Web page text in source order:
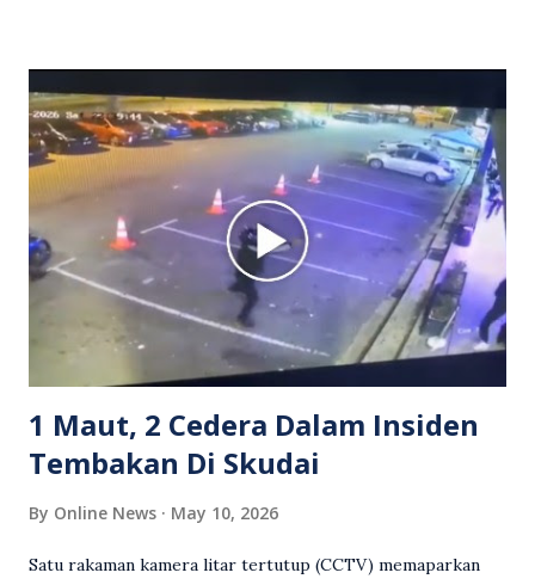
Grab bertindak mempertahankan wanita terbabit sebelum
berlaku pertikaman lidah antara kedua-dua pihak. Video
berkenaan kini tular di media sosial dan mendapat pelbagai
reaksi orang ramai. Antara komen orang awam yang tular di
media sosial mengenai insiden tersebut ialah ramai yang
meluahkan rasa marah terhadap tindakan lelaki berkenaan
serta memuji pemandu Grab kerana campur tangan.
Sebahagian netizen turut meminta pihak berkuasa
mengambil tindakan tegas, manakala ada yang bersimpati
terhadap wanita dipercayai menjadi mangs...
1 Maut, 2 Cedera Dalam Insiden
Tembakan Di Skudai
By Online News May 10, 2026
Satu rakaman kamera litar tertutup (CCTV) memaparkan